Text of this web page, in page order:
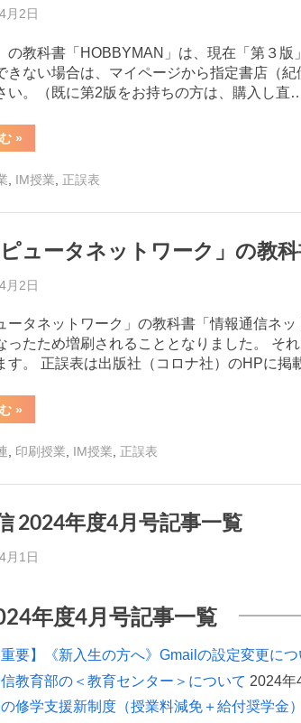
月2日
務
局
K.I
の教科書「HOBBYMAN」は、現在「第３
きない場合は、マイページから指定書店（
い。（既に第2版をお持ちの方は、購入し直
“「英
語
の
教
書
つ
い
て
知
»
IM授業 正誤表
ピュータネットワーク」の教
月2日
務
局
K.I
ータネットワーク」の教科書「情報通信ネ
ったため増刷されることとなりました。 そ
す。 正誤表は出版社（コロナ社）のHPに掲
“「コ
ン
ュ
ー
ネ
ワ
ー
の
に
つ
て
（お
知
ら
せ）”
»
印刷授業 IM授業 正誤表
2024年度4月号記事一覧
月1日
局
年度4月号記事一覧
重要】《新入生の方へ》Gmailの設定変更につ
教育部の＜教育センター＞について 2024年
の修学支援新制度（授業料減免＋給付奨学金